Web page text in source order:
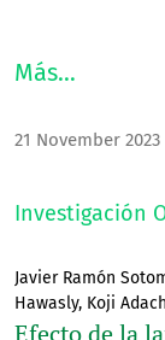
Más…
21 November 2023
Investigación
Javier Ramón
Hawasly, Koji